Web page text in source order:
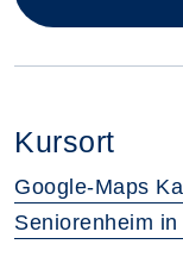
Kursort
Google-Maps
Seniorenheim